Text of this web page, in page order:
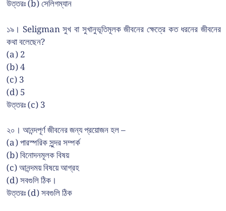
উত্তরঃ (b) সেলিগম্যান
১৯। Seligman সুখ বা সুখানুভূতিমূলক জীবনের ক্ষেত্রে কত ধরনের জীবনের
কথা বলেছেন?
(a) 2
(b) 4
(c) 3
(d) 5
উত্তরঃ (c) 3
২০। আনন্দপূর্ণ জীবনের জন্য প্রয়োজন হল –
(a) পারস্পরিক সুন্দর সম্পর্ক
(b) বিনোদনমূলক বিষয়
(c) আনন্দময় বিষয়ে আগ্রহ
(d) সবগুলি ঠিক।
উত্তরঃ (d) সবগুলি ঠিক